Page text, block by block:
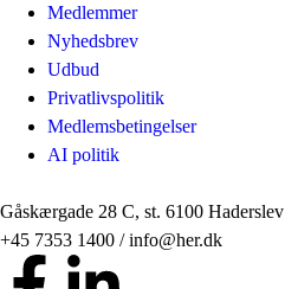
Medlemmer
Nyhedsbrev
Udbud
Privatlivspolitik
Medlemsbetingelser
AI politik
Gåskærgade 28 C, st. 6100 Haderslev
+45 7353 1400 / info@her.dk